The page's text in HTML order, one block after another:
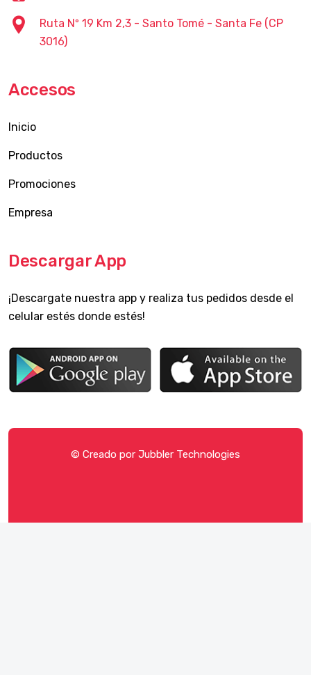
Ruta Nº 19 Km 2,3 - Santo Tomé - Santa Fe (CP
3016)
Accesos
Inicio
Productos
Promociones
Empresa
Descargar App
¡Descargate nuestra app y realiza tus pedidos desde el
celular estés donde estés!
© Creado por Jubbler Technologies